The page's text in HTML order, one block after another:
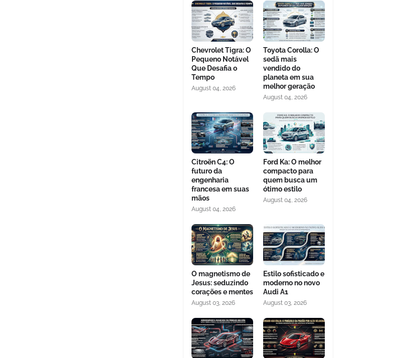
Chevrolet Tigra: O
Pequeno Notável
Que Desafia o
Tempo
August 04, 2026
Toyota Corolla: O
sedã mais
vendido do
planeta em sua
melhor geração
August 04, 2026
Citroën C4: O
futuro da
engenharia
francesa em suas
mãos
August 04, 2026
Ford Ka: O melhor
compacto para
quem busca um
ótimo estilo
August 04, 2026
O magnetismo de
Jesus: seduzindo
corações e mentes
August 03, 2026
Estilo sofisticado e
moderno no novo
Audi A1
August 03, 2026